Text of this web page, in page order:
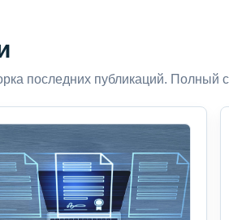
последних публикаций. Полный